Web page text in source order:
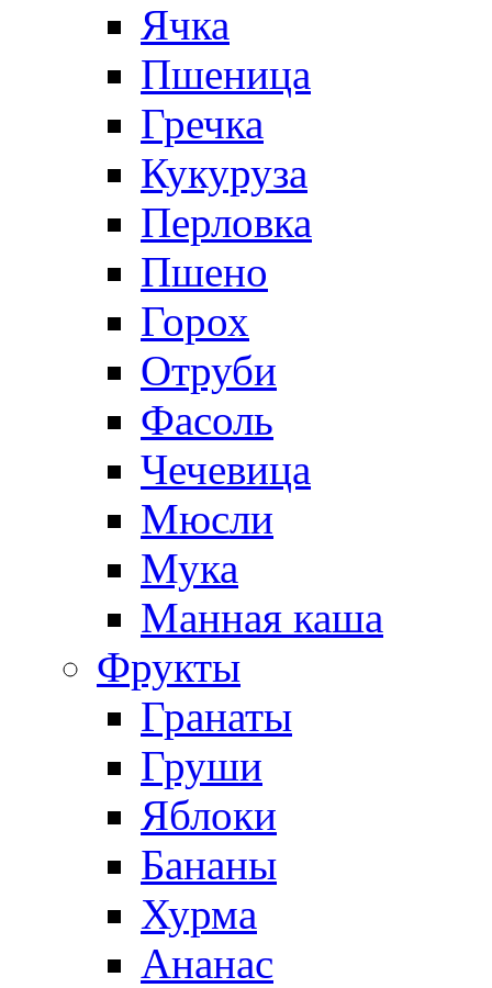
Ячка
Пшеница
Гречка
Кукуруза
Перловка
Пшено
Горох
Отруби
Фасоль
Чечевица
Мюсли
Мука
Манная каша
Фрукты
Гранаты
Груши
Яблоки
Бананы
Хурма
Ананас